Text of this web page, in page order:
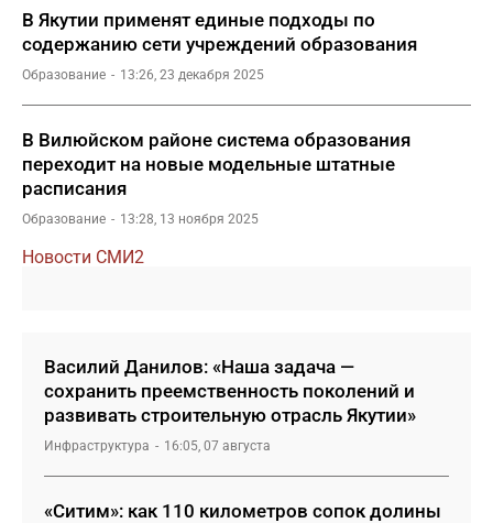
В Якутии применят единые подходы по
содержанию сети учреждений образования
Образование 13:26, 23 декабря 2025
В Вилюйском районе система образования
переходит на новые модельные штатные
расписания
Образование 13:28, 13 ноября 2025
Новости СМИ2
Василий Данилов: «Наша задача —
сохранить преемственность поколений и
развивать строительную отрасль Якутии»
Инфраструктура 16:05, 07 августа
«Ситим»: как 110 километров сопок долины